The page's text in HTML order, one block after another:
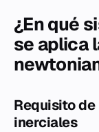
¿En qué
se aplica
Requisito
inerciales